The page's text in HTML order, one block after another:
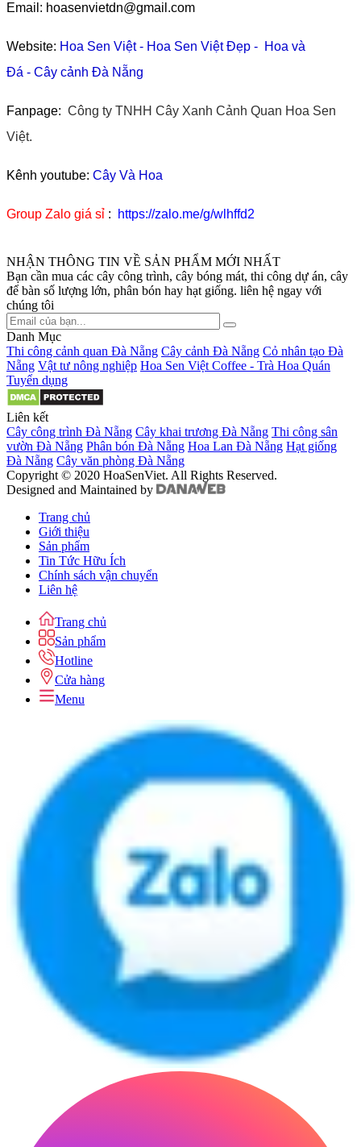
Email: hoasenvietdn@gmail.com
Website: Hoa Sen Việt- Hoa Sen Việt Đẹp - Hoa và
Đá - Cây cảnh Đà Nẵng
Fanpage: Công ty TNHH Cây Xanh Cảnh Quan Hoa Sen
Việt.
Kênh youtube: Cây Và Hoa
Group Zalo giá sỉ : https://zalo.me/g/wlhffd2
NHẬN THÔNG TIN VỀ SẢN PHẨM MỚI NHẤT
Bạn cần mua các cây công trình, cây bóng mát, thi công dự án, cây
để bàn số lượng lớn, phân bón hay hạt giống. liên hệ ngay với
chúng tôi
Danh Mục
Thi công cảnh quan Đà Nẵng Cây cảnh Đà Nẵng Cỏ nhân tạo Đà
Nẵng Vật tư nông nghiệp Hoa Sen Việt Coffee - Trà Hoa Quán
Tuyển dụng
Liên kết
Cây công trình Đà Nẵng Cây khai trương Đà Nẵng Thi công sân
vườn Đà Nẵng Phân bón Đà Nẵng Hoa Lan Đà Nẵng Hạt giống
Đà Nẵng Cây văn phòng Đà Nẵng
Copyright © 2020 HoaSenViet. All Rights Reserved.
Designed and Maintained by
Trang chủ
Giới thiệu
Sản phẩm
Tin Tức Hữu Ích
Chính sách vận chuyển
Liên hệ
Trang chủ
Sản phẩm
Hotline
Cửa hàng
Menu